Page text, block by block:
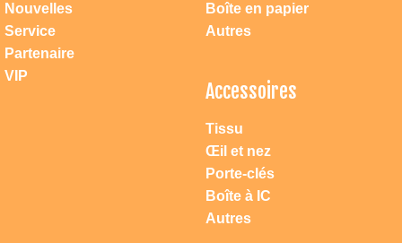
Nouvelles
Service
Partenaire
VIP
Boîte en papier
Autres
Accessoires
Tissu
Œil et nez
Porte-clés
Boîte à IC
Autres